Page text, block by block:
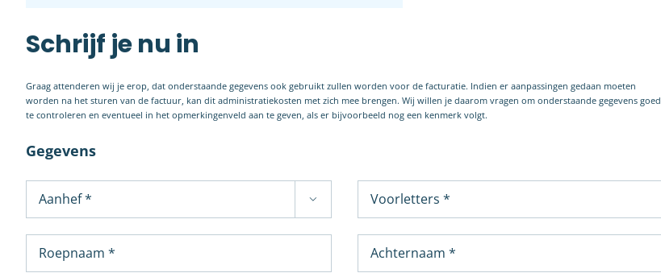
Schrijf je nu in
Graag attenderen wij je erop, dat onderstaande gegevens ook gebruikt zullen worden voor de facturatie. Indien er aanpassingen gedaan moeten
worden na het sturen van de factuur, kan dit administratiekosten met zich mee brengen. Wij willen je daarom vragen om onderstaande gegevens goed
te controleren en eventueel in het opmerkingenveld aan te geven, als er bijvoorbeeld nog een kenmerk volgt.
Gegevens
